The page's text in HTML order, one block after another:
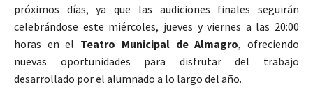
próximos días, ya que las audiciones finales seguirán
celebrándose este miércoles, jueves y viernes a las 20:00
horas en el Teatro Municipal de Almagro, ofreciendo
nuevas oportunidades para disfrutar del trabajo
desarrollado por el alumnado a lo largo del año.